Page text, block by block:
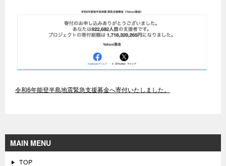
令和6年能登半島地震緊急支援募金へ寄付いたしました。
MAIN MENU
TOP